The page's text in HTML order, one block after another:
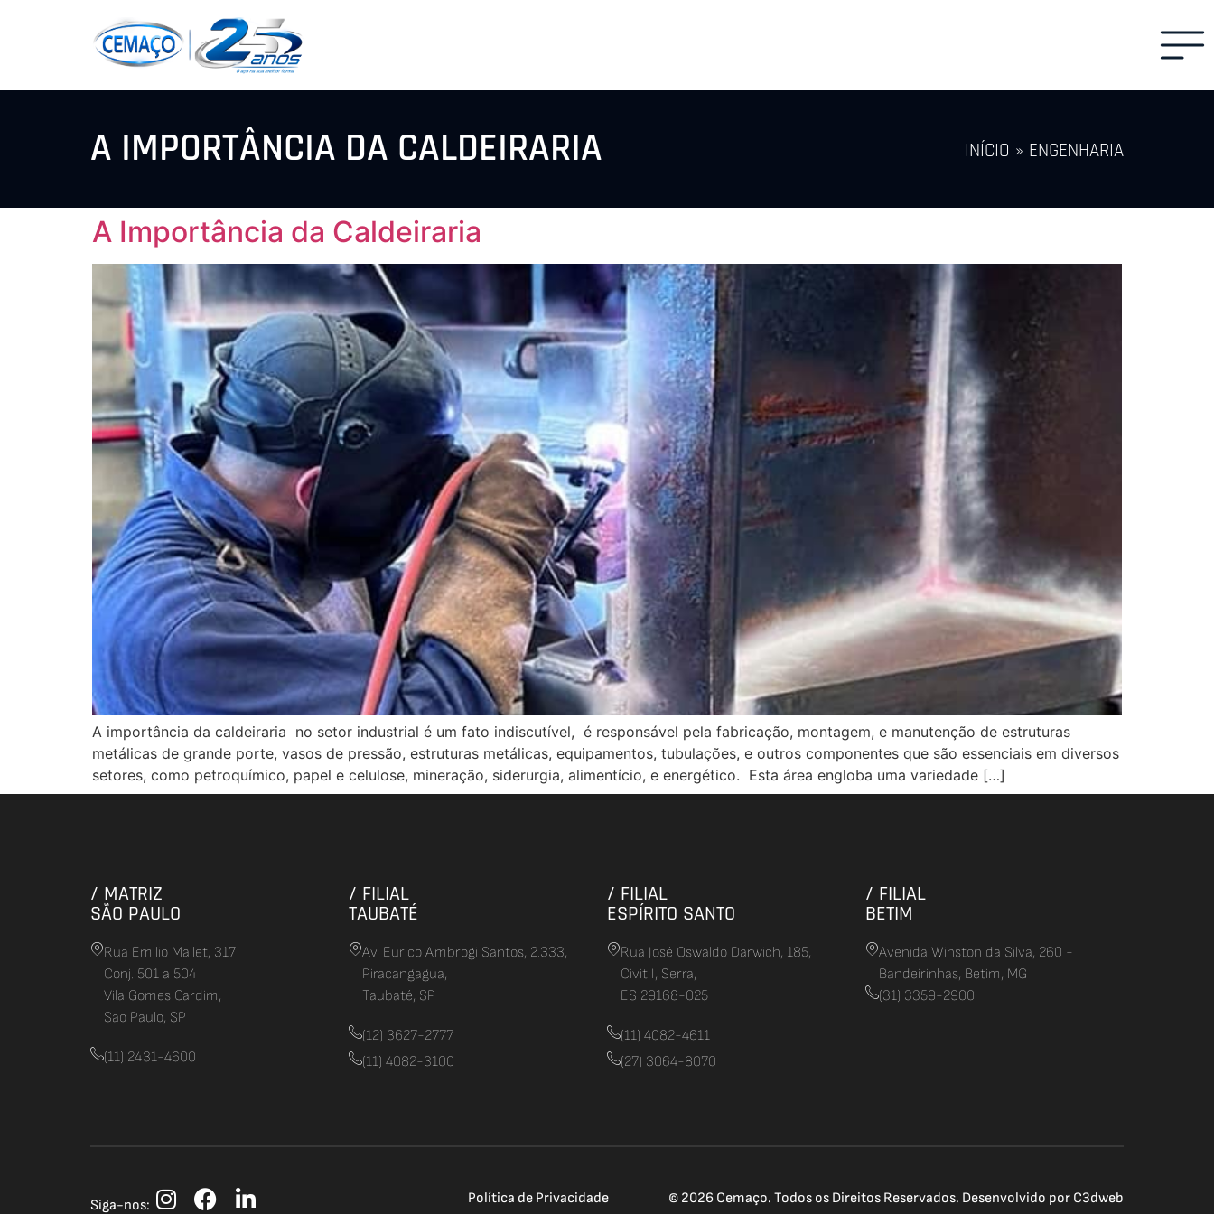
A IMPORTÂNCIA DA CALDEIRARIA INÍCIO » ENGENHARIA
A Importância da Caldeiraria
A importância da caldeiraria no setor industrial é um fato indiscutível, é responsável pela fabricação, montagem, e manutenção de estruturas
metálicas de grande porte, vasos de pressão, estruturas metálicas, equipamentos, tubulações, e outros componentes que são essenciais em diversos
setores, como petroquímico, papel e celulose, mineração, siderurgia, alimentício, e energético. Esta área engloba uma variedade […]
/ MATRIZ
SÃO PAULO
Rua Emilio Mallet, 317
Conj. 501 a 504
Vila Gomes Cardim,
São Paulo, SP
(11) 2431-4600
/ FILIAL
TAUBATÉ
Av. Eurico Ambrogi Santos, 2.333,
Piracangagua,
Taubaté, SP
(12) 3627-2777
(11) 4082-3100
/ FILIAL
ESPÍRITO SANTO
Rua José Oswaldo Darwich, 185,
Civit I, Serra,
ES 29168-025
(11) 4082-4611
(27) 3064-8070
/ FILIAL
BETIM
Avenida Winston da Silva, 260 -
Bandeirinhas, Betim, MG
(31) 3359-2900
Siga-nos: Política de Privacidade © 2026 Cemaço. Todos os Direitos Reservados. Desenvolvido por C3dweb